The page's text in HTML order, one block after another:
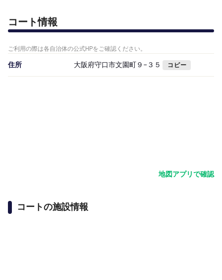
コート情報
ご利用の際は各自治体の公式HPをご確認ください。
住所 大阪府守口市文園町９−３５ コピー
地図アプリで確認
コートの施設情報